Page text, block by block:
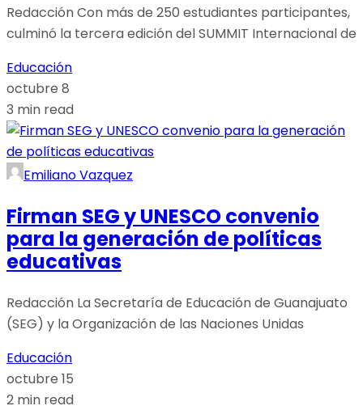
Redacción Con más de 250 estudiantes participantes,
culminó la tercera edición del SUMMIT Internacional de
Educación
octubre 8
3 min read
Emiliano Vazquez
Firman SEG y UNESCO convenio
para la generación de políticas
educativas
Redacción La Secretaría de Educación de Guanajuato
(SEG) y la Organización de las Naciones Unidas
Educación
octubre 15
2 min read